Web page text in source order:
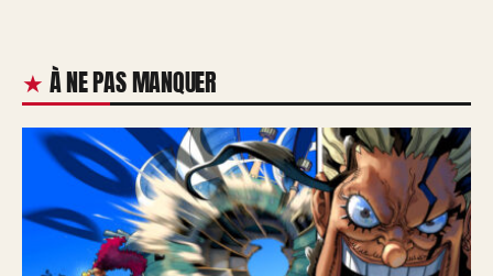
À NE PAS MANQUER